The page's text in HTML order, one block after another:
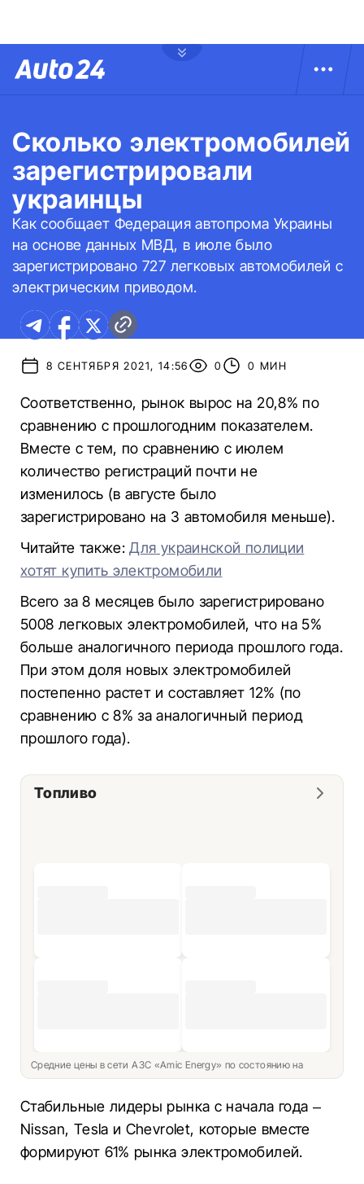
Сколько электромобилей
зарегистрировали
украинцы
Как сообщает Федерация автопрома Украины
на основе данных МВД, в июле было
зарегистрировано 727 легковых автомобилей с
электрическим приводом.
8 СЕНТЯБРЯ 2021, 14:56 0 0 МИН
Соответственно, рынок вырос на 20,8% по
сравнению с прошлогодним показателем.
Вместе с тем, по сравнению с июлем
количество регистраций почти не
изменилось (в августе было
зарегистрировано на 3 автомобиля меньше).
Читайте также:Для украинской полиции
хотят купить электромобили
Всего за 8 месяцев было зарегистрировано
5008 легковых электромобилей, что на 5%
больше аналогичного периода прошлого года.
При этом доля новых электромобилей
постепенно растет и составляет 12% (по
сравнению с 8% за аналогичный период
прошлого года).
Топливо
Средние цены в сети АЗС «Amic Energy» по состоянию на
Стабильные лидеры рынка с начала года –
Nissan, Tesla и Chevrolet, которые вместе
формируют 61% рынка электромобилей.